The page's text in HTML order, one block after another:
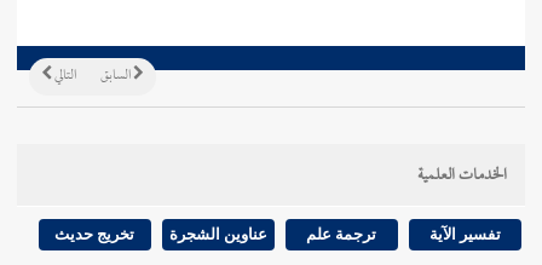
التالي السابق
الخدمات العلمية
تفسير الآية ترجمة علم عناوين الشجرة تخريج حديث